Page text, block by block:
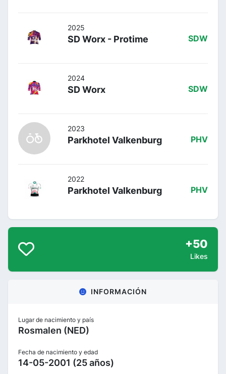
2025
SD Worx - Protime SDW
2024
SD Worx SDW
2023
Parkhotel Valkenburg PHV
2022
Parkhotel Valkenburg PHV
+50
Likes
INFORMACIÓN
Lugar de nacimiento y país
Rosmalen (NED)
Fecha de nacimiento y edad
14-05-2001 (25 años)